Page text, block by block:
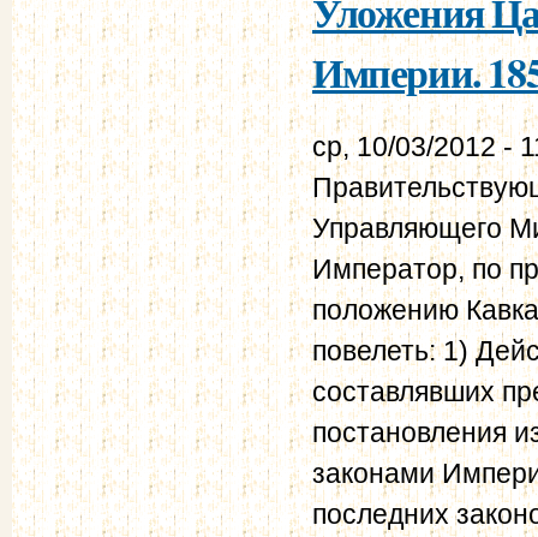
Империи.
ср, 10/03/2012 -
Управляющего
Император, по
положению
повелеть: 1)
составлявших
постановления
законами
последних